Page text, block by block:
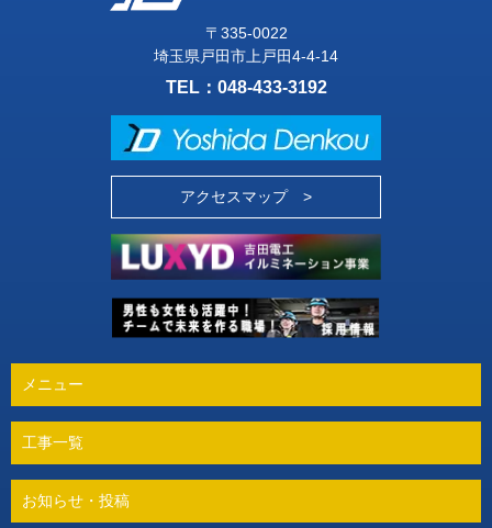
〒335-0022
埼玉県戸田市上戸田4-4-14
TEL： 048-433-3192
アクセスマップ >
メニュー
工事一覧
お知らせ・投稿